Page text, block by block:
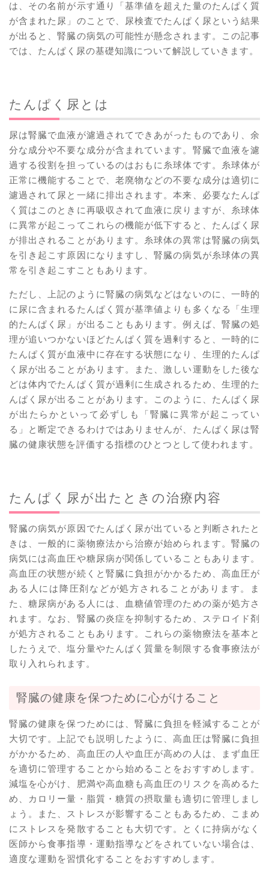
は、その名前が示す通り「基準値を超えた量のたんぱく質
が含まれた尿」のことで、尿検査でたんぱく尿という結果
が出ると、腎臓の病気の可能性が懸念されます。この記事
では、たんぱく尿の基礎知識について解説していきます。
たんぱく尿とは
尿は腎臓で血液が濾過されてできあがったものであり、余
分な成分や不要な成分が含まれています。腎臓で血液を濾
過する役割を担っているのはおもに糸球体です。糸球体が
正常に機能することで、老廃物などの不要な成分は適切に
濾過されて尿と一緒に排出されます。本来、必要なたんぱ
く質はこのときに再吸収されて血液に戻りますが、糸球体
に異常が起こってこれらの機能が低下すると、たんぱく尿
が排出されることがあります。糸球体の異常は腎臓の病気
を引き起こす原因になりますし、腎臓の病気が糸球体の異
常を引き起こすこともあります。
ただし、上記のように腎臓の病気などはないのに、一時的
に尿に含まれるたんぱく質が基準値よりも多くなる「生理
的たんぱく尿」が出ることもあります。例えば、腎臓の処
理が追いつかないほどたんぱく質を過剰すると、一時的に
たんぱく質が血液中に存在する状態になり、生理的たんぱ
く尿が出ることがあります。また、激しい運動をした後な
どは体内でたんぱく質が過剰に生成されるため、生理的た
んぱく尿が出ることがあります。このように、たんぱく尿
が出たらかといって必ずしも「腎臓に異常が起こってい
る」と断定できるわけではありませんが、たんぱく尿は腎
臓の健康状態を評価する指標のひとつとして使われます。
たんぱく尿が出たときの治療内容
腎臓の病気が原因でたんぱく尿が出ていると判断されたと
きは、一般的に薬物療法から治療が始められます。腎臓の
病気には高血圧や糖尿病が関係していることもあります。
高血圧の状態が続くと腎臓に負担がかかるため、高血圧が
ある人には降圧剤などが処方されることがあります。ま
た、糖尿病がある人には、血糖値管理のための薬が処方さ
れます。なお、腎臓の炎症を抑制するため、ステロイド剤
が処方されることもあります。これらの薬物療法を基本と
したうえで、塩分量やたんぱく質量を制限する食事療法が
取り入れられます。
腎臓の健康を保つために心がけること
腎臓の健康を保つためには、腎臓に負担を軽減することが
大切です。上記でも説明したように、高血圧は腎臓に負担
がかかるため、高血圧の人や血圧が高めの人は、まず血圧
を適切に管理することから始めることをおすすめします。
減塩を心がけ、肥満や高血糖も高血圧のリスクを高めるた
め、カロリー量・脂質・糖質の摂取量も適切に管理しまし
ょう。また、ストレスが影響することもあるため、こまめ
にストレスを発散することも大切です。とくに持病がなく
医師から食事指導・運動指導などをされていない場合は、
適度な運動を習慣化することをおすすめします。